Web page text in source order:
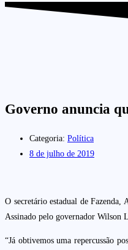
Governo anuncia
Categoria: Política
8 de julho de 2019
O secretário estadual de
Assinado pelo governador Wilson
“Já obtivemos uma repercussão